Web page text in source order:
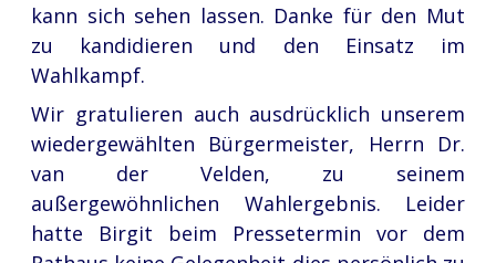
kann sich sehen lassen. Danke für den Mut
zu kandidieren und den Einsatz im
Wahlkampf.
Wir gratulieren auch ausdrücklich unserem
wiedergewählten Bürgermeister, Herrn Dr.
van der Velden, zu seinem
außergewöhnlichen Wahlergebnis. Leider
hatte Birgit beim Pressetermin vor dem